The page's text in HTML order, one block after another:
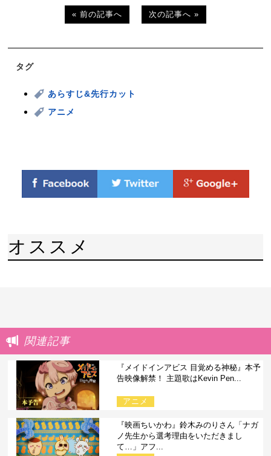
« 前の記事へ 次の記事へ »
タグ
あらすじ&先行カット
アニメ
オススメ
関連記事
『メイドインアビス 目覚める神秘』本予
告映像解禁！ 主題歌はKevin Pen...
アニメ
『映画ちいかわ』鈴木みのりさん「ナガ
ノ先生から選考理由をいただきまし
て…」アフ...